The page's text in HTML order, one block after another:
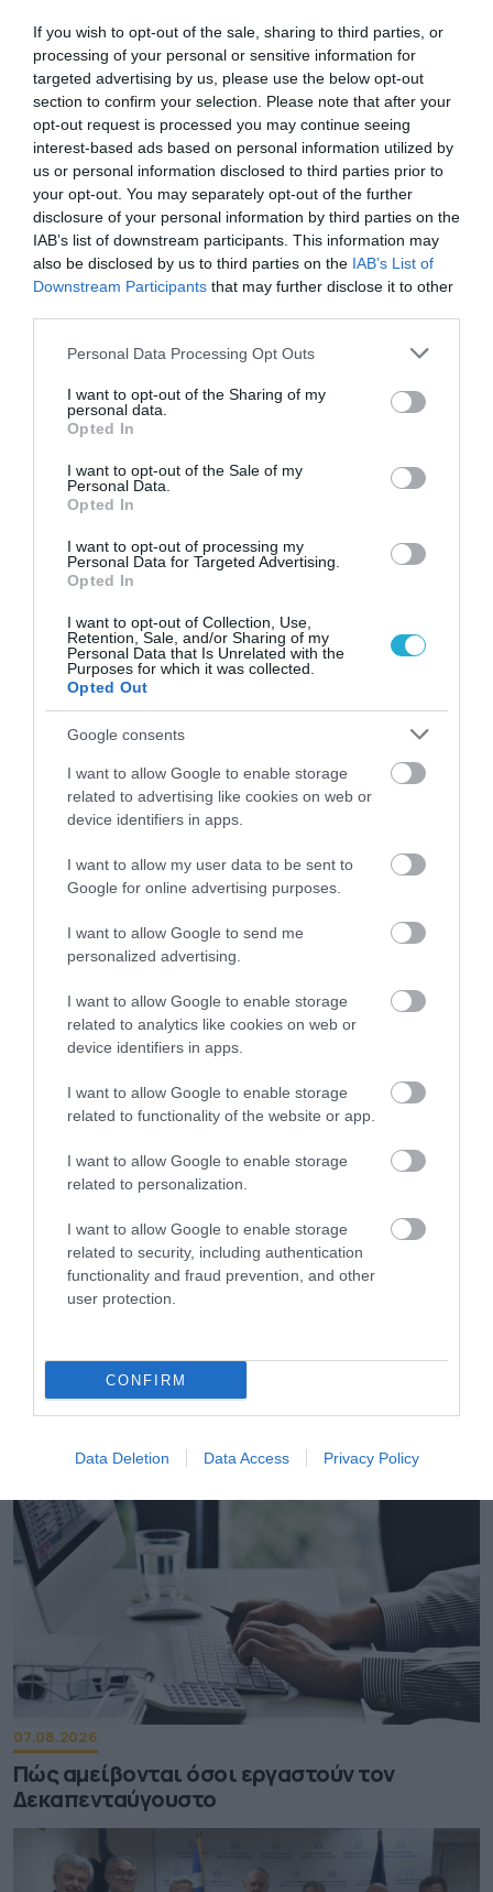
If you wish to opt-out of the sale, sharing to third parties, or
processing of your personal or sensitive information for
targeted advertising by us, please use the below opt-out
section to confirm your selection. Please note that after your
opt-out request is processed you may continue seeing
interest-based ads based on personal information utilized by
us or personal information disclosed to third parties prior to
your opt-out. You may separately opt-out of the further
disclosure of your personal information by third parties on the
IAB’s list of downstream participants. This information may
also be disclosed by us to third parties on the IAB’s List of
Downstream Participants that may further disclose it to other
Please note that this website/app uses one or more Google
not limited to your visit or usage behaviour. You may click to
grant or deny consent to Google and its third-party tags to
use your data for below specified purposes in below Google
consent section.
Personal Data Processing Opt Outs
I want to opt-out of the Sharing of my
personal data.
Opted In
I want to opt-out of the Sale of my
Personal Data.
Opted In
I want to opt-out of processing my
Personal Data for Targeted Advertising.
Opted In
I want to opt-out of Collection, Use,
Retention, Sale, and/or Sharing of my
Personal Data that Is Unrelated with the
Purposes for which it was collected.
Opted Out
Google consents
I want to allow Google to enable storage
related to advertising like cookies on web or
device identifiers in apps.
I want to allow my user data to be sent to
Google for online advertising purposes.
I want to allow Google to send me
personalized advertising.
I want to allow Google to enable storage
related to analytics like cookies on web or
device identifiers in apps.
I want to allow Google to enable storage
related to functionality of the website or app.
I want to allow Google to enable storage
related to personalization.
I want to allow Google to enable storage
related to security, including authentication
functionality and fraud prevention, and other
user protection.
CONFIRM
Data Deletion Data Access Privacy Policy
Ακολουθήστε το
Newsκαι μάθετε πρώτοι όλες τις ειδήσεις
TAGS: LIDL HELLAS
ΠΕΡΙΣΣΟΤΕΡA
Πληθωρισμός: Μειώθηκε τον Ιούλιο στο
3,4% – «Καίνε» οι τιμές στα κρέατα
07.08.2026
Κάρτα Αγρότη: Τι αλλάζει από τις 28
Αυγούστου – Πώς θα ενεργοποιείται
07.08.2026
Πώς αμείβονται όσοι εργαστούν τον
Δεκαπενταύγουστο